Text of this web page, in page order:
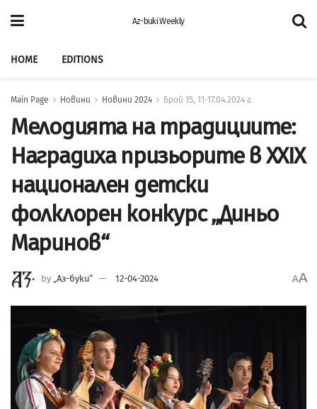
Az-buki Weekly
HOME EDITIONS
Main Page Новини Новини 2024 Брой 15, 11-17.04.2024 г.
Мелодията на традициите:
Наградиха призьорите в XXIX
национален детски
фолклорен конкурс „Диньо
Маринов“
by „Аз-буки“ 12-04-2024 AA